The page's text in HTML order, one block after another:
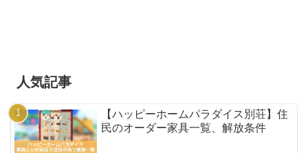
人気記事
【ハッピーホームパラダイス別荘】住
民のオーダー家具一覧、解放条件